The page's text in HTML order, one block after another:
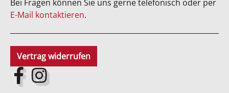
Bei Fragen können Sie uns gerne telefonisch oder per
E-Mail kontaktieren.
Vertrag widerrufen